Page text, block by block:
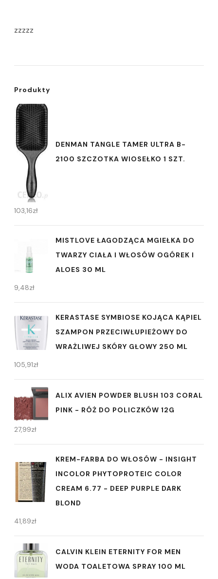
zzzzz
Produkty
DENMAN TANGLE TAMER ULTRA B-
2100 SZCZOTKA WIOSEŁKO 1 SZT.
103,16zł
MISTLOVE ŁAGODZĄCA MGIEŁKA DO
TWARZY CIAŁA I WŁOSÓW OGÓREK I
ALOES 30 ML
9,48zł
KERASTASE SYMBIOSE KOJĄCA KĄPIEL
SZAMPON PRZECIWŁUPIEŻOWY DO
WRAŻLIWEJ SKÓRY GŁOWY 250 ML
105,91zł
ALIX AVIEN POWDER BLUSH 103 CORAL
PINK - RÓŻ DO POLICZKÓW 12G
27,99zł
KREM-FARBA DO WŁOSÓW - INSIGHT
INCOLOR PHYTOPROTEIC COLOR
CREAM 6.77 - DEEP PURPLE DARK
BLOND
41,89zł
CALVIN KLEIN ETERNITY FOR MEN
WODA TOALETOWA SPRAY 100 ML